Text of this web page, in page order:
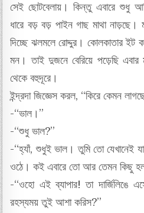
সেই ছোটবেলায়। কিন্তু এবারে শুধু
ধারে বড় বড় পাইন গাছ মাথা নাড়ছে।
দিচ্ছে ঝলমলে রোদ্দুর। কোলকাতার ইট
মন। তাই দুজনে বেরিয়ে পড়েছি এবার
থেকে বহুদূরে।
ইন্দ্রদা জিজ্ঞেস করল, “কিরে কেমন লাগছে
-“ভাল।”
-“শুধু ভাল?”
-“হ্যাঁ, শুধুই ভাল। তুমি তো যেখানেই
ওঠে। কই এবারে তো আর তেমন কিছু
-“ওহো এই ব্যাপার! তা দার্জিলিঙে
রহস্যময় তুই আশা করিস?”